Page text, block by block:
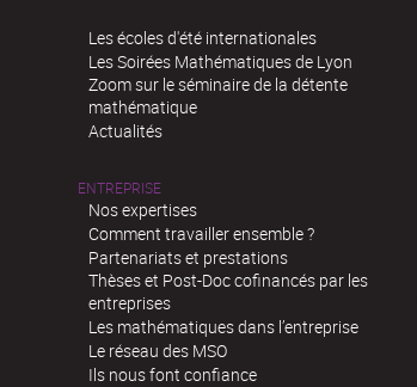
Les écoles d'été internationales
Les Soirées Mathématiques de Lyon
Zoom sur le séminaire de la détente
mathématique
Actualités
ENTREPRISE
Nos expertises
Comment travailler ensemble ?
Partenariats et prestations
Thèses et Post-Doc cofinancés par les
entreprises
Les mathématiques dans l’entreprise
Le réseau des MSO
Ils nous font confiance